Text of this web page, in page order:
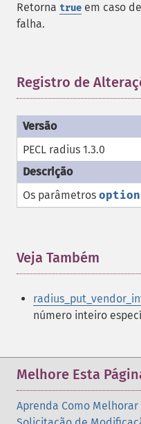
Retorna true em caso
falha.
Registro de
PECL radius 1.3.0
Os parâmetros
Veja Também
número inteiro
Melhore Esta
Aprenda Como Melhorar